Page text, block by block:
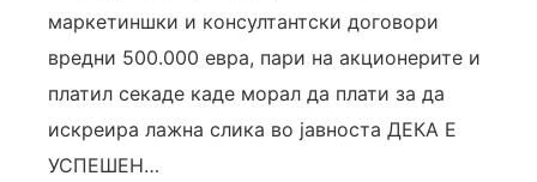
маркетиншки и консултантски договори
вредни 500.000 евра, пари на акционерите и
платил секаде каде морал да плати за да
искреира лажна слика во јавноста ДЕКА Е
УСПЕШЕН…